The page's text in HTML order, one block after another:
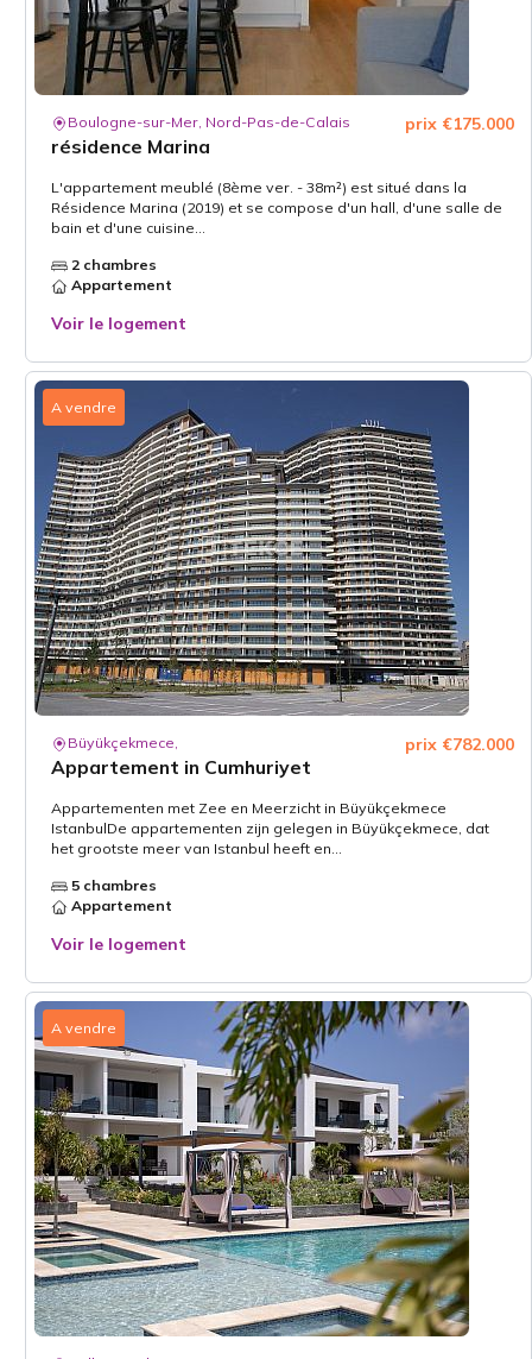
Boulogne-sur-Mer, Nord-Pas-de-Calais
résidence Marina
prix €175.000
L'appartement meublé (8ème ver. - 38m²) est situé dans la
Résidence Marina (2019) et se compose d'un hall, d'une salle de
bain et d'une cuisine...
2 chambres
Appartement
Voir le logement
A vendre
Büyükçekmece,
Appartement in Cumhuriyet
prix €782.000
Appartementen met Zee en Meerzicht in Büyükçekmece
IstanbulDe appartementen zijn gelegen in Büyükçekmece, dat
het grootste meer van Istanbul heeft en...
5 chambres
Appartement
Voir le logement
A vendre